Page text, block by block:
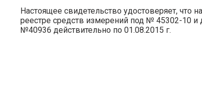
Настоящее свидетельство удостоверяет, что
реестре средств измерений под № 45302-10
№40936 действительно по 01.08.2015 г.